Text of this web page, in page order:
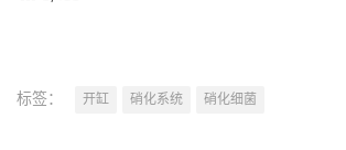
标签： 开缸 硝化系统 硝化细菌